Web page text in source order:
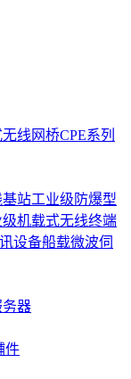
线网桥CPE系列
基站工业级防爆型
级机载式无线终端
设备船载微波伺
务器
件